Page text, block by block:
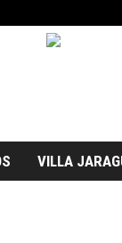
VILLA